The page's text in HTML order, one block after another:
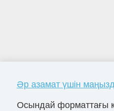
Әр азамат үшін
Осындай форматтағы